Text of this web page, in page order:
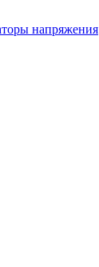
напряжения